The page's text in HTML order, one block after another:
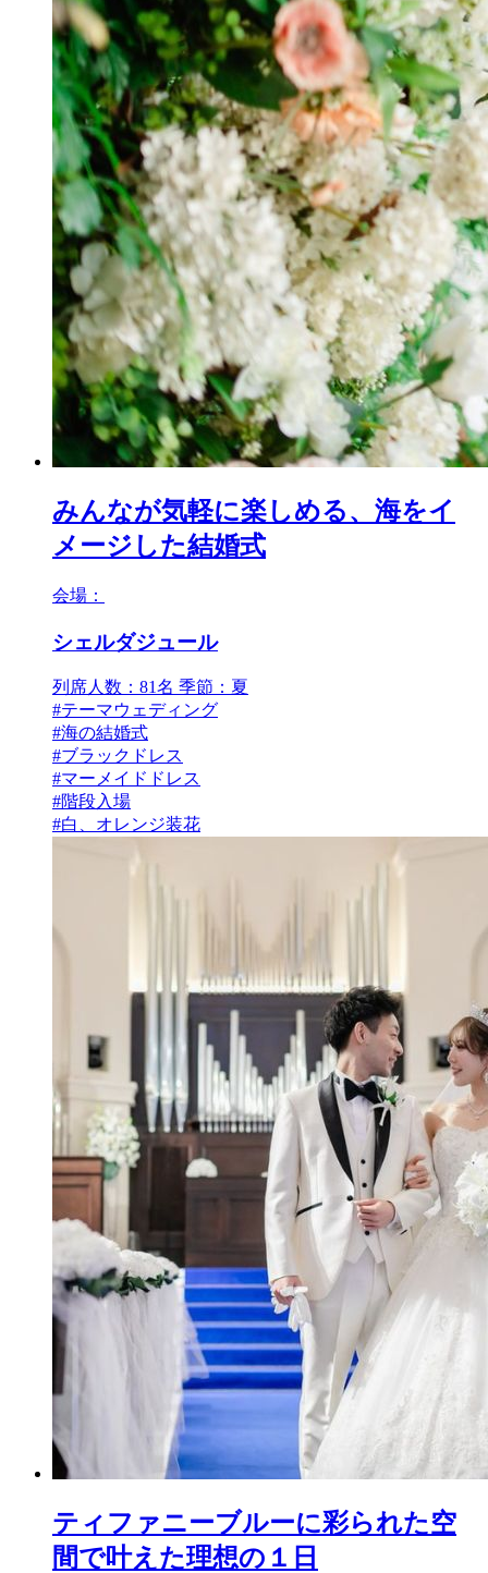
みんなが気軽に楽しめる、海をイ
メージした結婚式
会場：
シェルダジュール
列席人数：81名 季節：夏
#テーマウェディング
#海の結婚式
#ブラックドレス
#マーメイドドレス
#階段入場
#白、オレンジ装花
ティファニーブルーに彩られた空
間で叶えた理想の１日